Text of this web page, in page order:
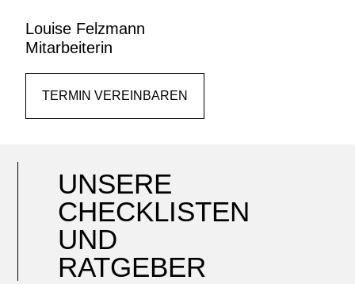
Louise Felzmann
Mitarbeiterin
TERMIN VEREINBAREN
UNSERE
CHECKLISTEN
UND
RATGEBER